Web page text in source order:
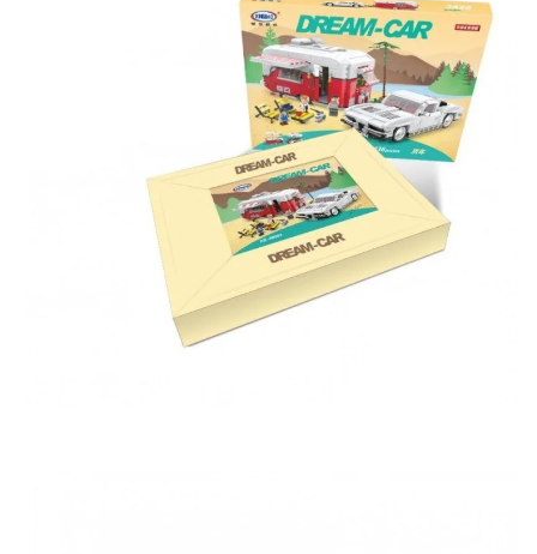
Подробные условия всех акций и бонусов...